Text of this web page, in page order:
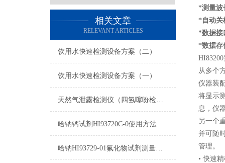
相关文章
RELEVANT ARTICLES
饮用水快速检测设备方案（二）
饮用水快速检测设备方案（一）
天然气泄露检测仪（四氢噻吩检测仪）
哈钠钙试剂HI93720C-0使用方法
哈钠HI93729-01氟化物试剂测量原理/量程/操作方法
*测量波
*自动关
*数据接
*数据存
从多个
仪器装
将显示
息，仪
另一个
并可随
管理。
• 快速